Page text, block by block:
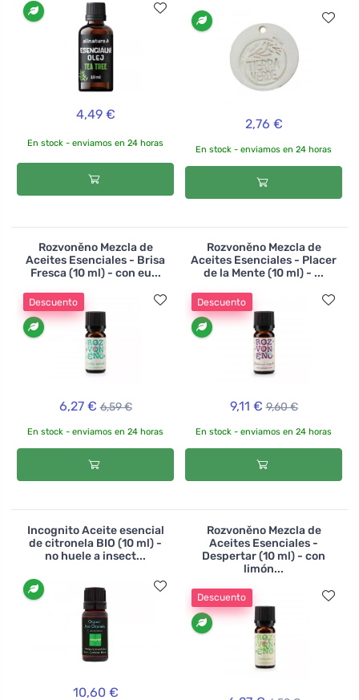
4,49 €
En stock - enviamos en 24 horas
2,76 €
En stock - enviamos en 24 horas
Rozvoněno Mezcla de
Aceites Esenciales - Brisa
Fresca (10 ml) - con eu...
Descuento
6,27 € 6,59 €
En stock - enviamos en 24 horas
Rozvoněno Mezcla de
Aceites Esenciales - Placer
de la Mente (10 ml) - ...
Descuento
9,11 € 9,60 €
En stock - enviamos en 24 horas
Incognito Aceite esencial
de citronela BIO (10 ml) -
no huele a insect...
10,60 €
Rozvoněno Mezcla de
Aceites Esenciales -
Despertar (10 ml) - con
limón...
Descuento